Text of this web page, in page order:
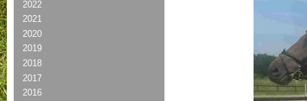
2022
2021
2020
2019
2018
2017
2016